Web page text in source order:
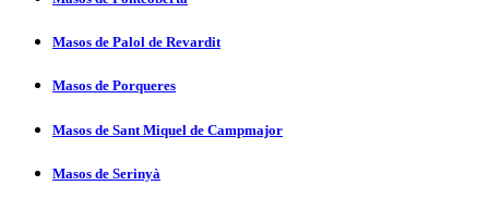
Masos de Palol de Revardit
Masos de Porqueres
Masos de Sant Miquel de Campmajor
Masos de Serinyà